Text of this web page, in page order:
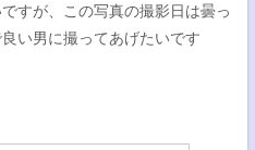
すが、この写真の撮影日は曇っ
い男に撮ってあげたいです